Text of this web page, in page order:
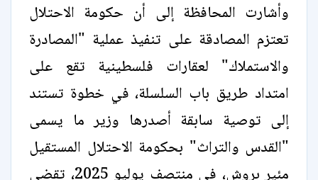
وأشارت المحافظة إلى أن حكومة الاحتلال
تعتزم المصادقة على تنفيذ عملية "المصادرة
والاستملاك" لعقارات فلسطينية تقع على
امتداد طريق باب السلسلة، في خطوة تستند
إلى توصية سابقة أصدرها وزير ما يسمى
"القدس والتراث" بحكومة الاحتلال المستقيل